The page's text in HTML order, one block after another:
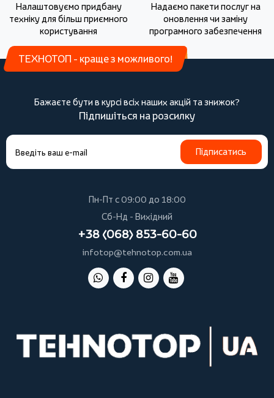
Налаштовуємо придбану
техніку для більш приємного
користування
Надаємо пакети послуг на
оновлення чи заміну
програмного забезпечення
ТЕХНОТОП - краще з можливого!
Бажаєте бути в курсі всіх наших акцій та знижок?
Підпишіться на розсилку
Підписатись
Пн-Пт с 09:00 до 18:00
Сб-Нд - Вихідний
+38 (068) 853-60-60
infotop@tehnotop.com.ua